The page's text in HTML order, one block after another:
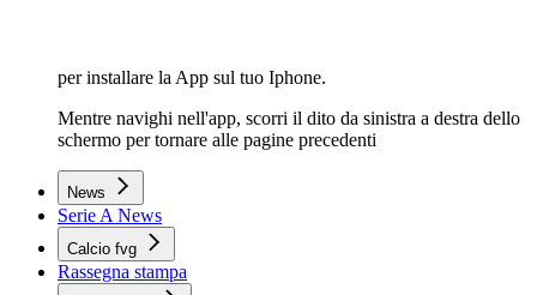
per installare la App sul tuo Iphone.
Mentre navighi nell'app, scorri il dito da sinistra a destra dello
schermo per tornare alle pagine precedenti
News
Serie A News
Calcio fvg
Rassegna stampa